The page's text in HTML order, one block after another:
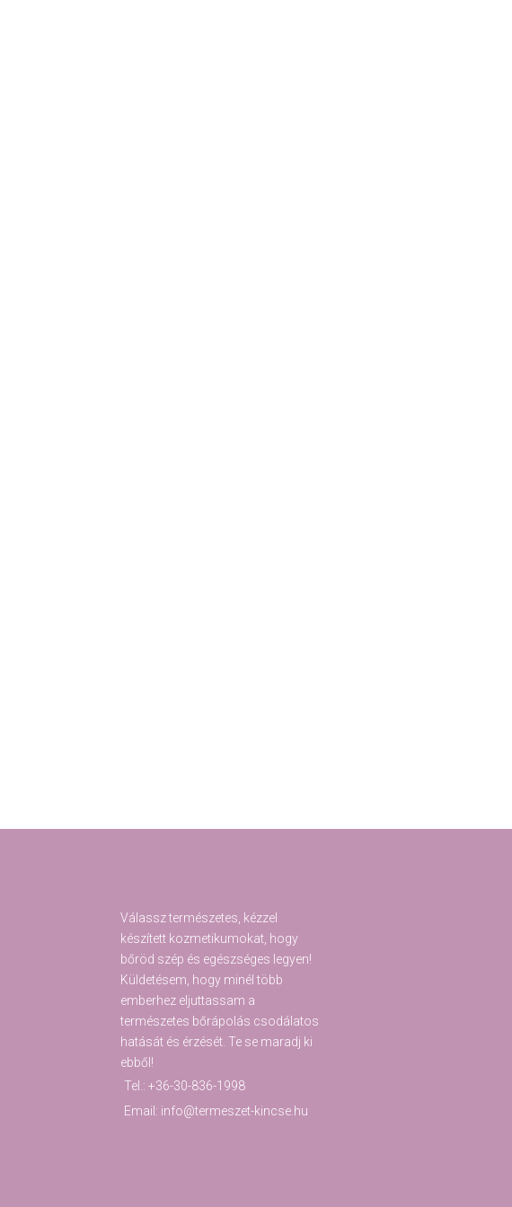
Válassz természetes, kézzel
készített kozmetikumokat, hogy
bőröd szép és egészséges legyen!
Küldetésem, hogy minél több
emberhez eljuttassam a
természetes bőrápolás csodálatos
hatását és érzését. Te se maradj ki
ebből!
Tel.: +36-30-836-1998
Email: info@termeszet-kincse.hu